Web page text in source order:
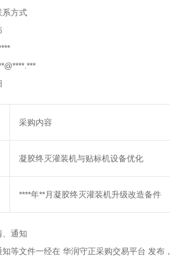
系方式
采购内容
凝胶终灭灌装机与贴标机设备优化
****年**月凝胶终灭灌装机升级改造备件
、通知
等文件一经在 华润守正采购交易平台 发布